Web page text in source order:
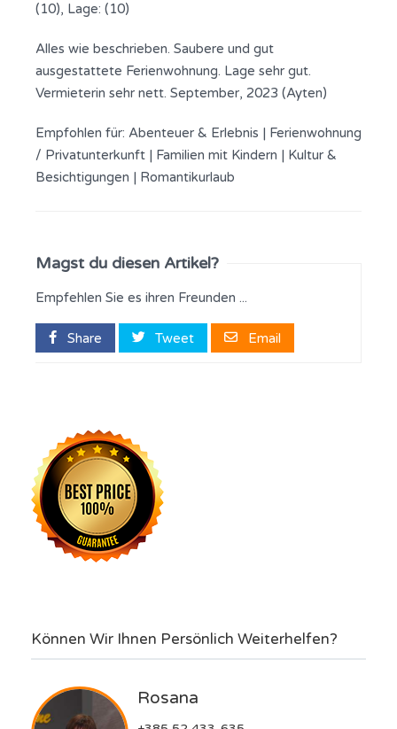
(10), Lage: (10)
Alles wie beschrieben. Saubere und gut
ausgestattete Ferienwohnung. Lage sehr gut.
Vermieterin sehr nett. September, 2023 (Ayten)
Empfohlen für: Abenteuer & Erlebnis | Ferienwohnung
/ Privatunterkunft | Familien mit Kindern | Kultur &
Besichtigungen | Romantikurlaub
Magst du diesen Artikel?
Empfehlen Sie es ihren Freunden ...
Share Tweet Email
Können Wir Ihnen Persönlich Weiterhelfen?
Rosana